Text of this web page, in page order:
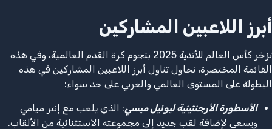
أبرز اللاعبين المشاركين
تزخر كأس العالم للأندية 2025 بنجوم كرة القدم العالمية، وفي هذه
القائمة المختصرة، نحاول تناول أبرز اللاعبين المشاركين في هذه
البطولة على المستوى العالمي والعربي على حد سواء:
الأسطورة الأرجنتينية ليونيل ميسي: الذي يلعب مع إنتر ميامي
ويسعى لإضافة لقب جديد إلى مجموعته الاستثنائية من الألقاب.